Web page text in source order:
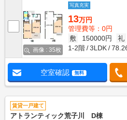
画像 : 35枚
写真充実
13万円
管理費等：0円
敷
150000円 礼
1-2階
3LDK
空室確認 無料
賃貸一戸建て
アトランティック荒子川 D棟